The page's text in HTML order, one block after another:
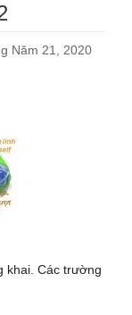
Năm 21, 2020
khai. Các trường